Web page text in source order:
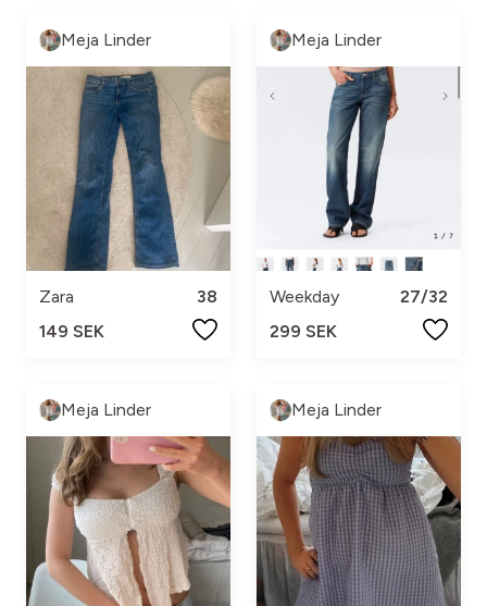
Meja Linder
Zara
38
149 SEK
Meja Linder
Weekday
27/32
299 SEK
Meja Linder Meja Linder